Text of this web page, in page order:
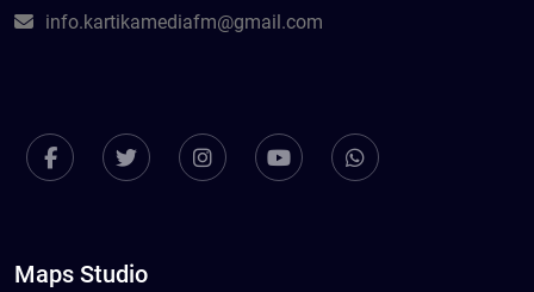
info.kartikamediafm@gmail.com
Maps Studio